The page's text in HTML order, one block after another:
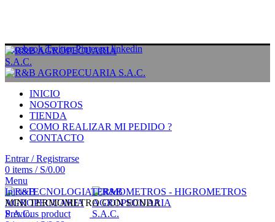
Facebook Twitter Pinterest linkedin
INICIO
NOSOTROS
TIENDA
COMO REALIZAR MI PEDIDO ?
CONTACTO
Entrar / Registrarse
0 items / S/0.00
Menu
Click to enlarge
InicioTECNOLOGIATERMOMETROS - HIGROMETROS
MINI TERMOMETRO CON SONDA
Previous product